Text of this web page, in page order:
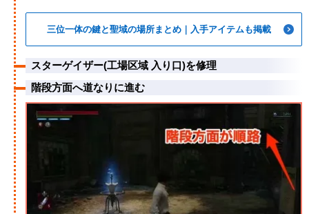
三位一体の鍵と聖域の場所まとめ｜入手アイテムも掲載
スターゲイザー(工場区域 入り口)を修理
階段方面へ道なりに進む